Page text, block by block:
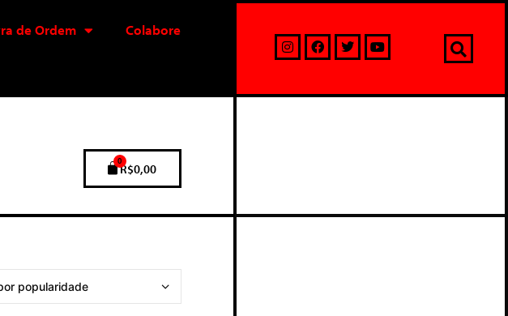
de Ordem Colabore
R$0,00
0